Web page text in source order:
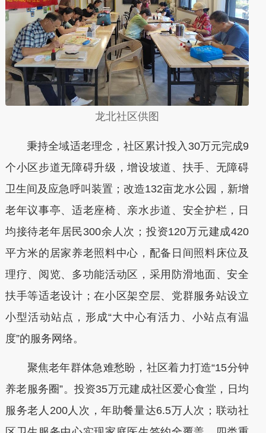
龙北社区供图
秉持全域适老理念，社区累计投入30万元完成9
个小区步道无障碍升级，增设坡道、扶手、无障碍
卫生间及应急呼叫装置；改造132亩龙水公园，新增
老年议事亭、适老座椅、亲水步道、安全护栏，日
均接待老年居民300余人次；投资120万元建成420
平方米的居家养老照料中心，配备日间照料床位及
理疗、阅览、多功能活动区，采用防滑地面、安全
扶手等适老设计；在小区架空层、党群服务站设立
小型活动站点，形成“大中心有活力、小站点有温
度”的服务网络。
聚焦老年群体急难愁盼，社区着力打造“15分钟
养老服务圈”。投资35万元建成社区爱心食堂，日均
服务老人200人次，年助餐量达6.5万人次；联动社